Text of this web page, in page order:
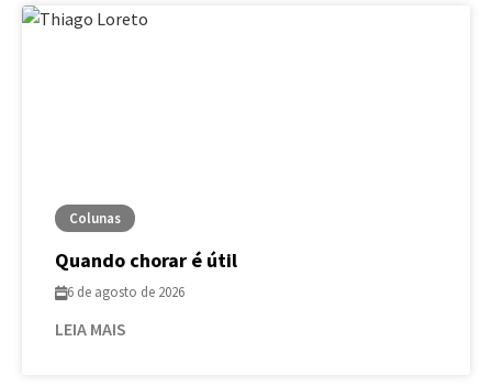
Colunas
Quando chorar é útil
6 de agosto de 2026
LEIA MAIS